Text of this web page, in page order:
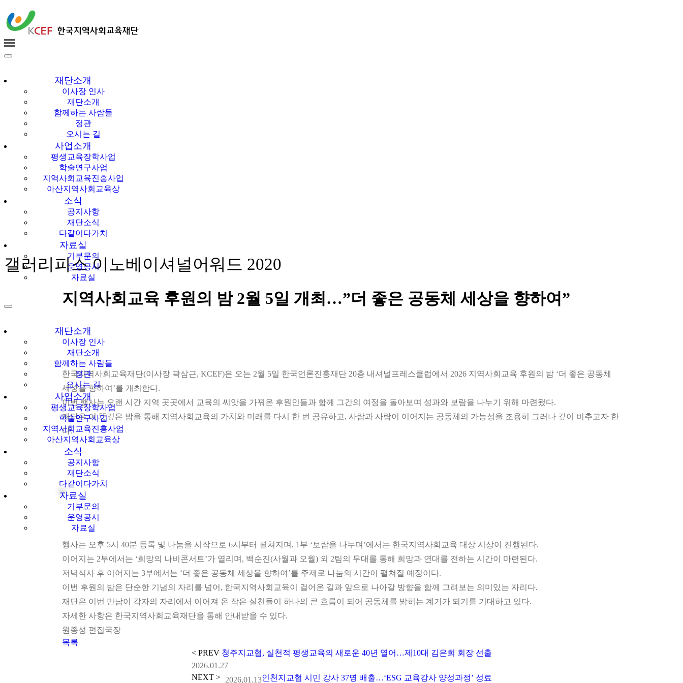
한국지역사회교육
재단
재단소개
이사장 인사
재단소개
함께하는 사람들
정관
오시는 길
사업소개
평생교육장학사업
학술연구사업
지역사회교육진흥사업
아산지역사회교육상
소식
공지사항
재단소식
다같이다가치
자료실
기부문의
운영공시
자료실
재단소개
이사장 인사
재단소개
함께하는 사람들
정관
오시는 길
사업소개
평생교육장학사업
학술연구사업
지역사회교육진흥사업
아산지역사회교육상
소식
공지사항
재단소식
다같이다가치
자료실
기부문의
운영공시
자료실
갤러리피스 이노베이셔널어워드 2020
지역사회교육 후원의 밤 2월 5일 개최…”더 좋은 공동체 세상을 향하여”
한국지역사회교육재단(이사장 곽삼근, KCEF)은 오는 2월 5일 한국언론진흥재단 20층 내셔널프레스클럽에서 2026 지역사회교육 후원의 밤 ‘더 좋은 공동체
세상을 향하여’를 개최한다.
이번 행사는 오랜 시간 지역 곳곳에서 교육의 씨앗을 가꿔온 후원인들과 함께 그간의 여정을 돌아보며 성과와 보람을 나누기 위해 마련됐다.
재단은 이 뜻깊은 밤을 통해 지역사회교육의 가치와 미래를 다시 한 번 공유하고, 사람과 사람이 이어지는 공동체의 가능성을 조용히 그러나 깊이 비추고자 한
다.
행사는 오후 5시 40분 등록 및 나눔을 시작으로 6시부터 펼쳐지며, 1부 ‘보람을 나누며’에서는 한국지역사회교육 대상 시상이 진행된다.
이어지는 2부에서는 ‘희망의 나비콘서트’가 열리며, 백순진(사월과 오월) 외 2팀의 무대를 통해 희망과 연대를 전하는 시간이 마련된다.
저녁식사 후 이어지는 3부에서는 ‘더 좋은 공동체 세상을 향하여’를 주제로 나눔의 시간이 펼쳐질 예정이다.
이번 후원의 밤은 단순한 기념의 자리를 넘어, 한국지역사회교육이 걸어온 길과 앞으로 나아갈 방향을 함께 그려보는 의미있는 자리다.
재단은 이번 만남이 각자의 자리에서 이어져 온 작은 실천들이 하나의 큰 흐름이 되어 공동체를 밝히는 계기가 되기를 기대하고 있다.
자세한 사항은 한국지역사회교육재단을 통해 안내받을 수 있다.
원종성 편집국장
목록
< PREV 청주지교협, 실천적 평생교육의 새로운 40년 열어…제10대 김은희 회장 선출
2026.01.27
NEXT >
인천지교협 시민 강사 37명 배출…‘ESG 교육강사 양성과정’ 성료
2026,01.13